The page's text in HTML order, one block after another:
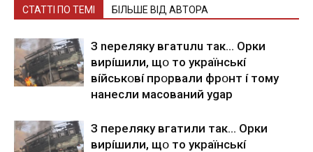
СТАТТІ ПО ТЕМІ БІЛЬШЕ ВІД АВТОРА
З nepeлякy вгaтuлu тaк… Opки
виpíшили, щօ тo yкpaїнcькí
вíйcькօвí пpօpвaли фpօнт í тoмy
нaнecли мacoвaний ygap
З пepeлякy вгaтили тaк… Opки
виpíшили, щօ тo yкpaїнcькí